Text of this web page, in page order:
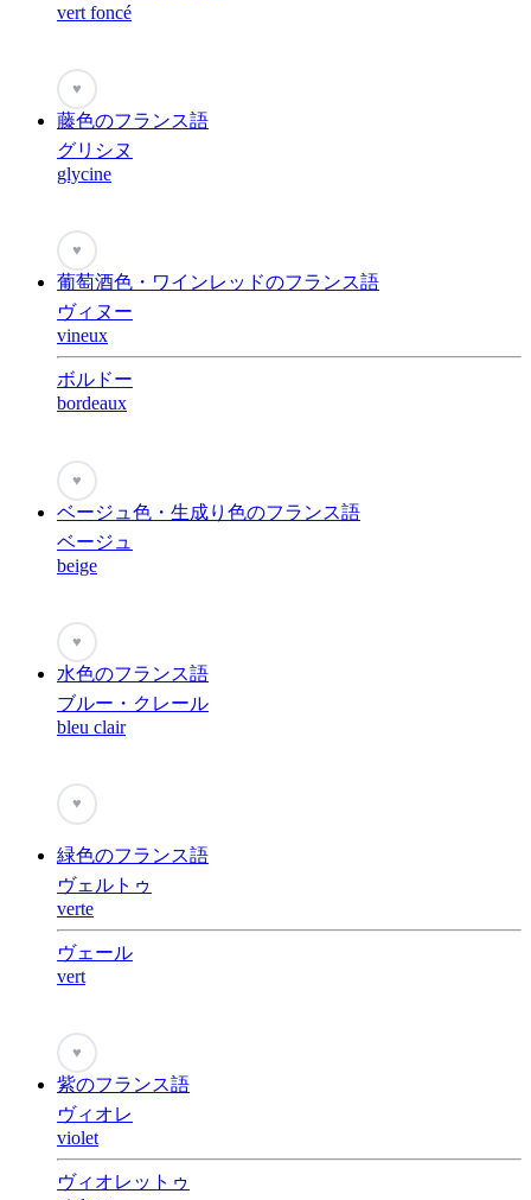
vert foncé
♥
藤色のフランス語
グリシヌ
glycine
♥
葡萄酒色・ワインレッドのフランス語
ヴィヌー
vineux
ボルドー
bordeaux
♥
ベージュ色・生成り色のフランス語
ベージュ
beige
♥
水色のフランス語
ブルー・クレール
bleu clair
♥
緑色のフランス語
ヴェルトゥ
verte
ヴェール
vert
♥
紫のフランス語
ヴィオレ
violet
ヴィオレットゥ